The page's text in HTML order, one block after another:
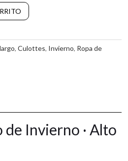
e
r
e
,Culottes, Invierno, Ropa de
Invierno · Alto